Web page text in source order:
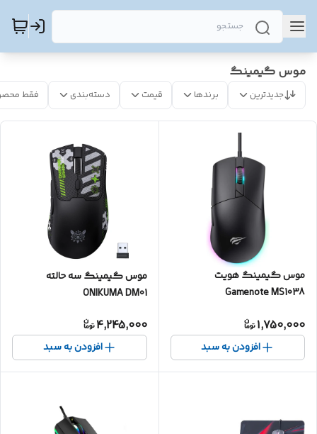
موس گیمینگ
جدیدترین برندها قیمت دسته‌بندی فقط
موس گیمینگ هویت
Gamenote MS1038
1,750,000
افزودن به سبد
موس گیمینگ سه حالته
ONIKUMA DM01
4,245,000
افزودن به سبد